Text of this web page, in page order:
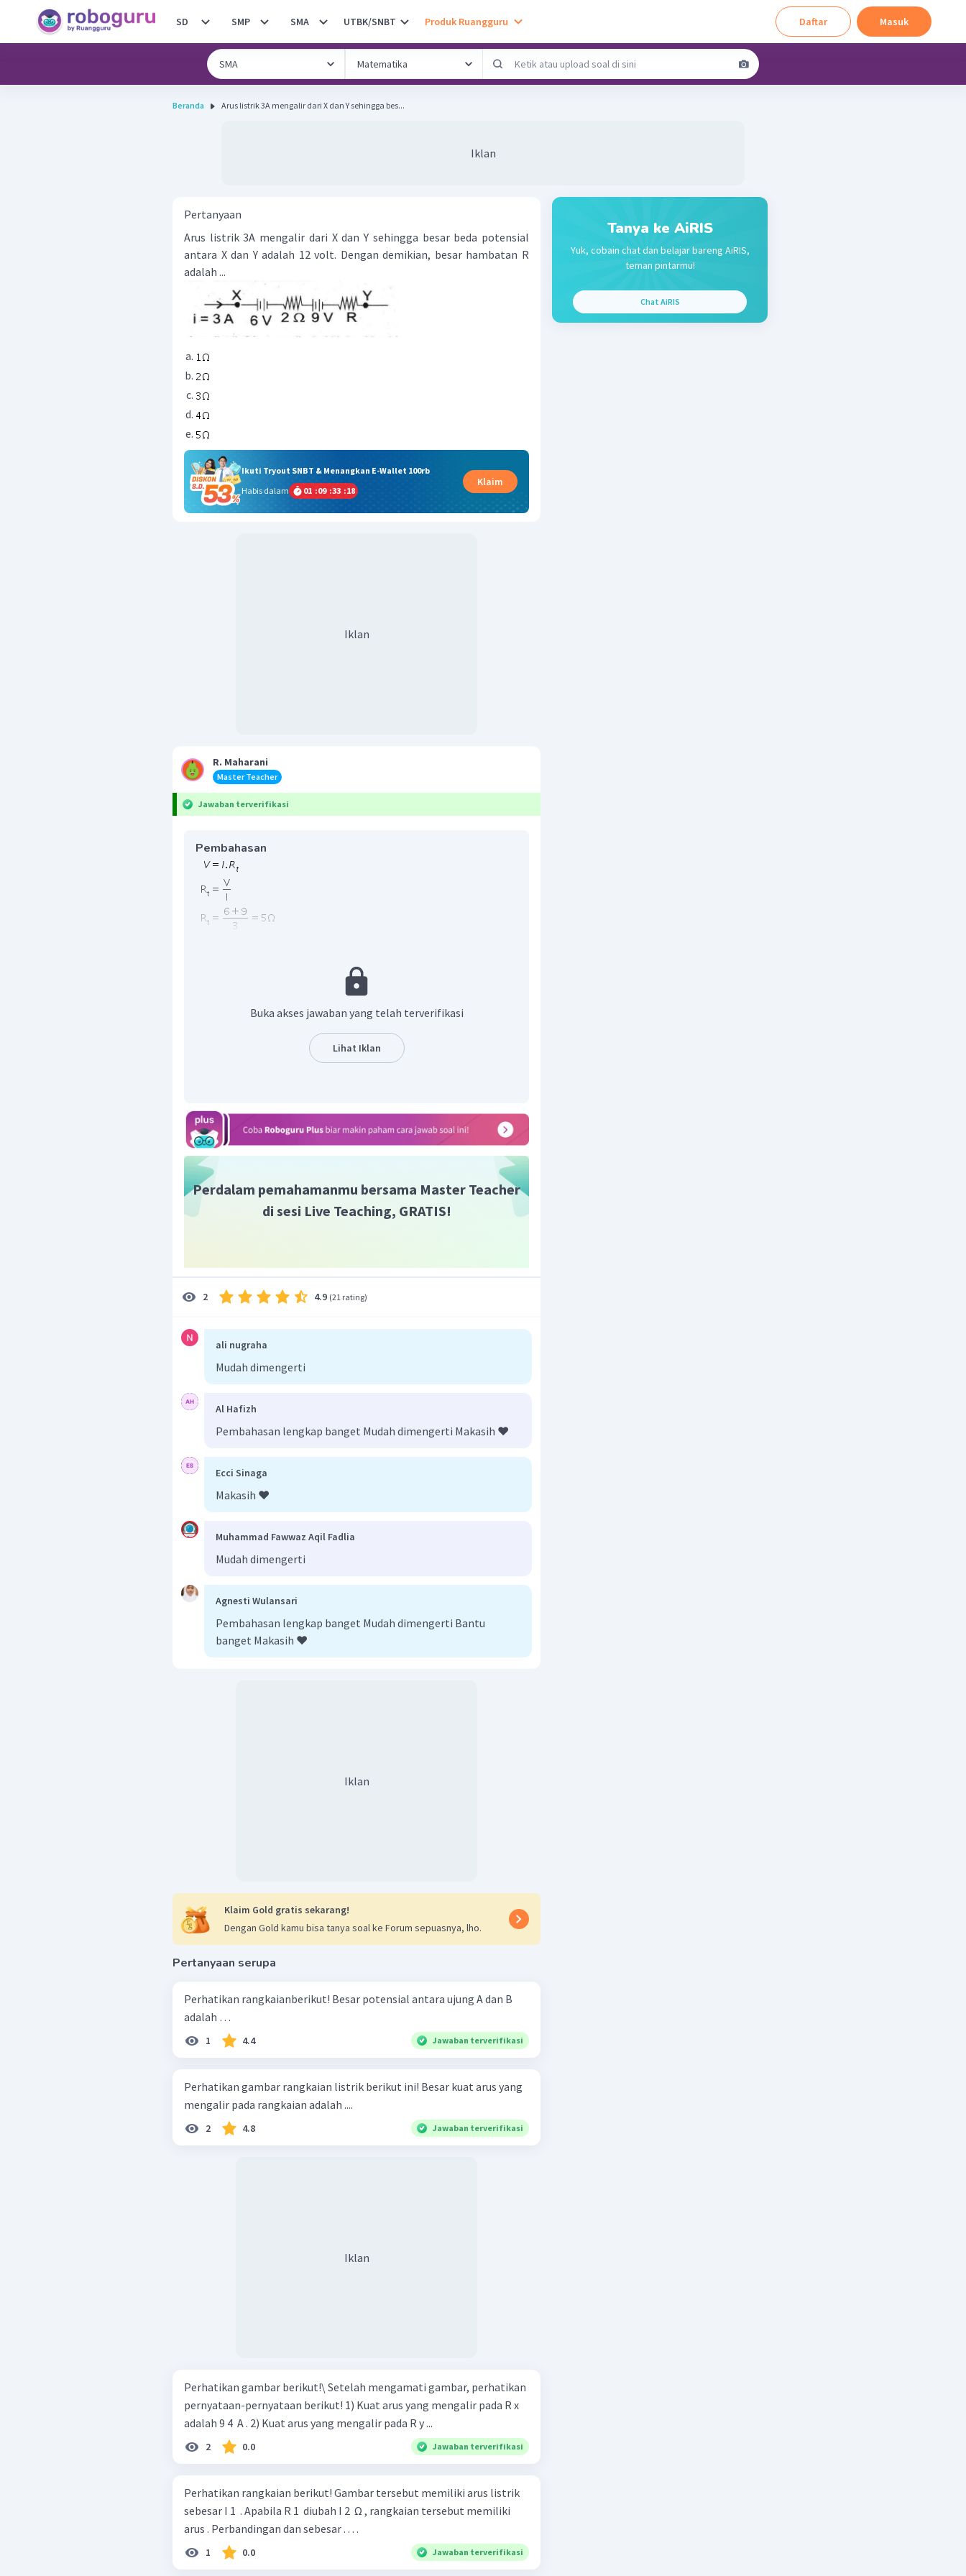
SD SMP SMA UTBK/SNBT Produk Ruangguru Daftar Masuk
Beranda Arus listrik 3A mengalir dari X dan Y sehingga bes...
Iklan
Pertanyaan
Arus listrik 3A mengalir dari X dan Y sehingga besar beda potensial
antara X dan Y adalah 12 volt. Dengan demikian, besar hambatan R
adalah ...
Ikuti Tryout SNBT & Menangkan E-Wallet 100rb
Habis dalam
01 :09 :33 :17
Klaim
Iklan
R. Maharani
Master Teacher
Jawaban terverifikasi
Pembahasan
Jadi, jawaban yang benar adalah C.
Buka akses jawaban yang telah terverifikasi
Lihat Iklan
Perdalam pemahamanmu bersama Master Teacher
di sesi Live Teaching, GRATIS!
2 4.9 (21 rating)
ali nugraha
Mudah dimengerti
Al Hafizh
Pembahasan lengkap banget Mudah dimengerti Makasih ❤️
Ecci Sinaga
Makasih ❤️
Muhammad Fawwaz Aqil Fadlia
Mudah dimengerti
Agnesti Wulansari
Pembahasan lengkap banget Mudah dimengerti Bantu
banget Makasih ❤️
Iklan
Klaim Gold gratis sekarang!
Dengan Gold kamu bisa tanya soal ke Forum sepuasnya, lho.
Pertanyaan serupa
Perhatikan rangkaianberikut! Besar potensial antara ujung A dan B
adalah …
1 4.4 Jawaban terverifikasi
Perhatikan gambar rangkaian listrik berikut ini! Besar kuat arus yang
mengalir pada rangkaian adalah ....
2 4.8 Jawaban terverifikasi
Iklan
Perhatikan gambar berikut!\ Setelah mengamati gambar, perhatikan
pernyataan-pernyataan berikut! 1) Kuat arus yang mengalir pada R x ​
adalah 9 4 ​ A . 2) Kuat arus yang mengalir pada R y ​...
2 0.0 Jawaban terverifikasi
Perhatikan rangkaian berikut! Gambar tersebut memiliki arus listrik
sebesar I 1 ​ . Apabila R 1 ​ diubah I 2 ​ Ω , rangkaian tersebut memiliki
arus . Perbandingan dan sebesar . . . .
1 0.0 Jawaban terverifikasi
Tanya ke AiRIS
Yuk, cobain chat dan belajar bareng AiRIS,
teman pintarmu!
Chat AiRIS